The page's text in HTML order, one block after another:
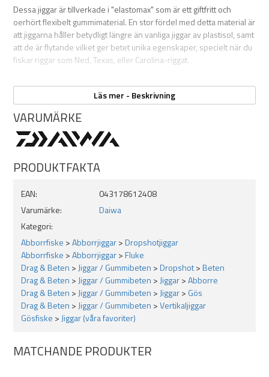
Dessa jiggar är tillverkade i "elastomax" som är ett giftfritt och
oerhört flexibelt gummimaterial. En stor fördel med detta material är
att jiggarna håller betydligt längre än vanliga jiggar av plastisol, samt
att de är flytande vilket ger betet unika egenskaper, specielt när du
fiskar riggar som Ned, Texas, eller Carolina-riggat.
allround, med egenskaper som gör att det fungerar till ett flertal
tekniker.
OBS!Blanda inte ELASTOMAX-jiggar med vanliga plastisol-jiggar då
de kan reagera och smälta ihop.
Längd: 12,5cm ( 5" )
5-pack
Doft och smakimpregnerade med Daiwas Aminox system.
Förvaras optimalt i sin orginalförpacking.
OBS!Blanda inte ELASTOMAX-jiggar med vanliga plastisol-
jiggar då de kan reagera och smälta ihop.
Läs mer - Beskrivning
VARUMÄRKE
PRODUKTFAKTA
EAN:
043178612408
Varumärke:
Daiwa
Kategori:
Abborrfiske >Abborrjiggar>Dropshotjiggar
Abborrfiske >Abborrjiggar>Fluke
Drag & Beten >Jiggar / Gummibeten >Dropshot>Beten
Drag & Beten >Jiggar / Gummibeten >Jiggar>Abborre
Drag & Beten >Jiggar / Gummibeten >Jiggar> Gös
Drag & Beten >Jiggar / Gummibeten >Vertikaljiggar
Gösfiske >Jiggar (våra favoriter)
MATCHANDE PRODUKTER